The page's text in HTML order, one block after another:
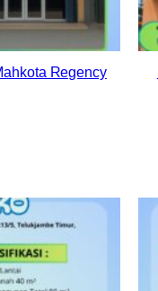
Regency